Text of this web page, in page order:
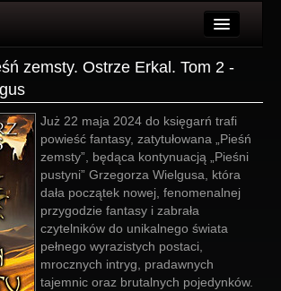
zemsty. Ostrze Erkal. Tom 2 -
Już 22 maja 2024 do księgarń trafi
powieść fantasy, zatytułowana „Pieśń
zemsty”, będąca kontynuacją „Pieśni
pustyni” Grzegorza Wielgusa, która
dała początek nowej, fenomenalnej
przygodzie fantasy i zabrała
czytelników do unikalnego świata
pełnego wyrazistych postaci,
mrocznych intryg, pradawnych
tajemnic oraz brutalnych pojedynków.